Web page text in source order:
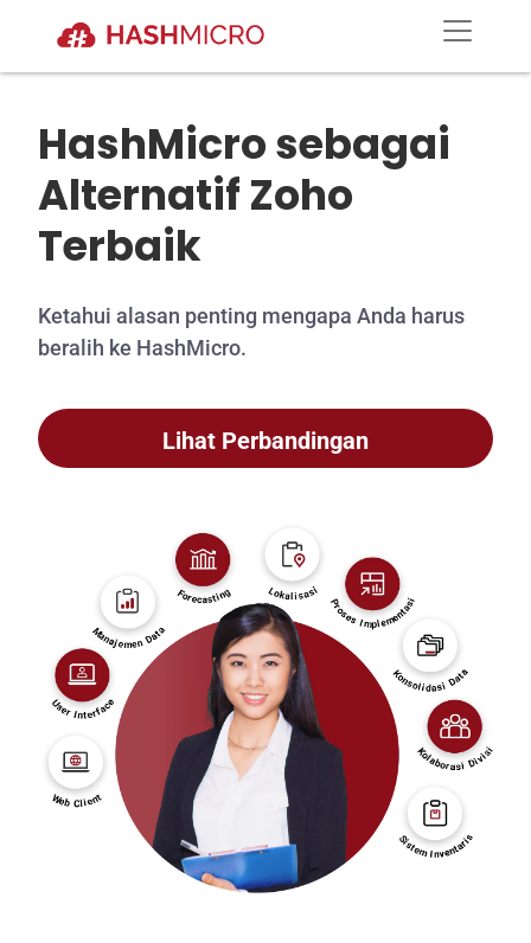
HashMicro sebagai
Alternatif Zoho
Terbaik
Ketahui alasan penting mengapa Anda harus
beralih ke HashMicro.
Lihat Perbandingan